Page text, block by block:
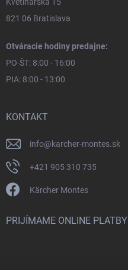
821 06 Bratislava
Otváracie hodiny predajne:
PO-ŠT: 8:00 - 16:00
PIA: 8:00 - 13:00
KONTAKT
info@karcher-montes.sk
+421 905 310 735
Kärcher Montes
PRIJÍMAME ONLINE PLATBY